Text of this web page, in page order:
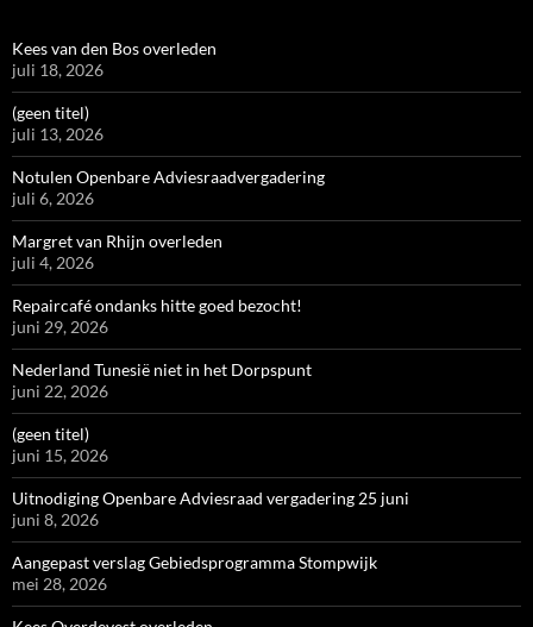
Kees van den Bos overleden
juli 18, 2026
(geen titel)
juli 13, 2026
Notulen Openbare Adviesraadvergadering
juli 6, 2026
Margret van Rhijn overleden
juli 4, 2026
Repaircafé ondanks hitte goed bezocht!
juni 29, 2026
Nederland Tunesië niet in het Dorpspunt
juni 22, 2026
(geen titel)
juni 15, 2026
Uitnodiging Openbare Adviesraad vergadering 25 juni
juni 8, 2026
Aangepast verslag Gebiedsprogramma Stompwijk
mei 28, 2026